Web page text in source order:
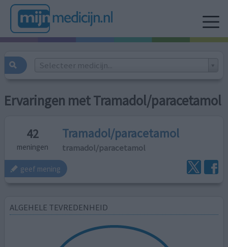
Selecteer medicijn...
Ervaringen met Tramadol/paracetamol
42
meningen
Tramadol/paracetamol
tramadol/paracetamol
geef mening
ALGEHELE TEVREDENHEID